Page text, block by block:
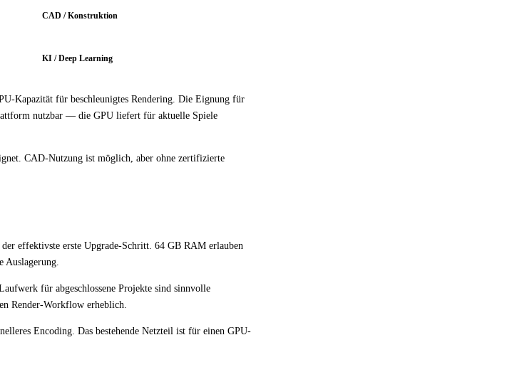
CAD / Konstruktion
KI / Deep Learning
Kapazität für beschleunigtes Rendering. Die Eignung für
nutzbar — die GPU liefert für aktuelle Spiele
CAD-Nutzung ist möglich, aber ohne zertifizierte
effektivste erste Upgrade-Schritt. 64 GB RAM erlauben
Auslagerung.
für abgeschlossene Projekte sind sinnvolle
Render-Workflow erheblich.
Encoding. Das bestehende Netzteil ist für einen GPU-